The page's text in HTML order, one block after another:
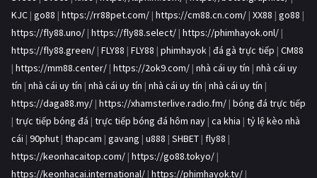
KJC | go88 | https://rr88pet.com/ | https://cm88.cn.com/ | XX88 | go88 |
https://fly88.uno/ | https://fly88.select/ | https://phimhayok.onl/ |
https://fly88.green/ | FLY88 | FLY88 | phimhayok | đá gà trực tiếp | CM88
| https://mm88.center/ | https://2ok9.com/ | nhà cái uy tín | nhà cái uy
tín | nhà cái uy tín | nhà cái uy tín | nhà cái uy tín | nhà cái uy tín |
https://daga88.my/ | https://xhamsterlive.radio.fm/ | bóng đá trực tiếp
| trực tiếp bóng đá | trực tiếp bóng đá hôm nay | ca khia | tỷ lệ kèo nhà
cái | 90phut | thapcam | gavang | u888 | SHBET | fly88 |
https://keonhacaitop.com/ | https://go88.tokyo/ |
https://keonhacai.international/ | https://phimhayok.tv/ |